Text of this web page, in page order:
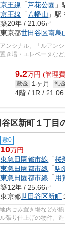
京王線 「芦花公園 」
京王線 「 八幡山 」駅
築20年 / 21.06㎡
東京都世田谷区南烏
ンシナル。「ルアン
き場・エレベータな
は眺望良好...
9.2万円 (管理
敷金 1ヶ月 礼
4階 / 1R / 21.06
谷区新町１丁目
敷0
10万円
東急田園都市線 「桜
東急田園都市線 「駒
東急田園都市線 「 用
築12年 / 25.66㎡
東京都世田谷区新町
内ごみ置き場などが
張り仕上げの物件。造
るマンシ...